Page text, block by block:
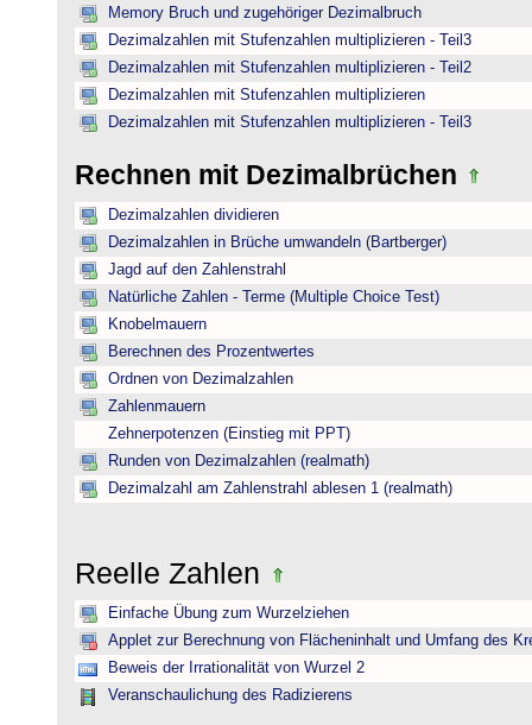
Memory Bruch und zugehöriger Dezimalbruch
Dezimalzahlen mit Stufenzahlen multiplizieren - Teil3
Dezimalzahlen mit Stufenzahlen multiplizieren - Teil2
Dezimalzahlen mit Stufenzahlen multiplizieren
Dezimalzahlen mit Stufenzahlen multiplizieren - Teil3
Rechnen mit Dezimalbrüchen
Dezimalzahlen dividieren
Dezimalzahlen in Brüche umwandeln (Bartberger)
Jagd auf den Zahlenstrahl
Natürliche Zahlen - Terme (Multiple Choice Test)
Knobelmauern
Berechnen des Prozentwertes
Ordnen von Dezimalzahlen
Zahlenmauern
Zehnerpotenzen (Einstieg mit PPT)
Runden von Dezimalzahlen (realmath)
Dezimalzahl am Zahlenstrahl ablesen 1 (realmath)
Reelle Zahlen
Einfache Übung zum Wurzelziehen
Applet zur Berechnung von Flächeninhalt und Umfang des
Beweis der Irrationalität von Wurzel 2
Veranschaulichung des Radizierens